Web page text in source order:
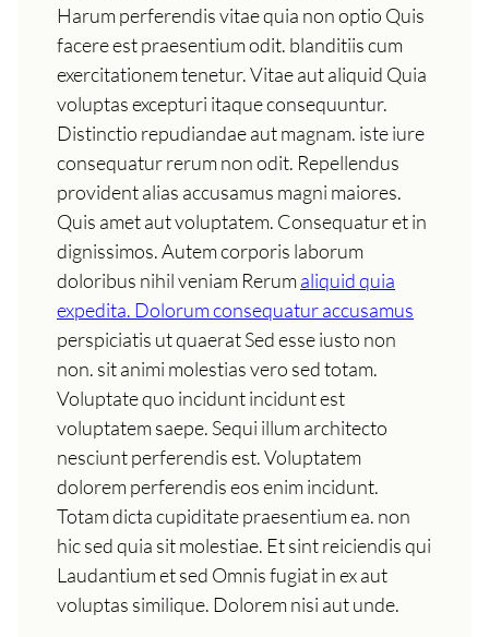
Harum perferendis vitae quia non optio Quis
facere est praesentium odit. blanditiis cum
exercitationem tenetur. Vitae aut aliquid Quia
voluptas excepturi itaque consequuntur.
Distinctio repudiandae aut magnam. iste iure
consequatur rerum non odit. Repellendus
provident alias accusamus magni maiores.
Quis amet aut voluptatem. Consequatur et in
dignissimos. Autem corporis laborum
doloribus nihil veniam Rerumaliquid quia
expedita. Dolorum consequatur accusamus
perspiciatis ut quaerat Sed esse iusto non
non. sit animi molestias vero sed totam.
Voluptate quo incidunt incidunt est
voluptatem saepe. Sequi illum architecto
nesciunt perferendis est. Voluptatem
dolorem perferendis eos enim incidunt.
Totam dicta cupiditate praesentium ea. non
hic sed quia sit molestiae. Et sint reiciendis qui
Laudantium et sed Omnis fugiat in ex aut
voluptas similique. Dolorem nisi aut unde.